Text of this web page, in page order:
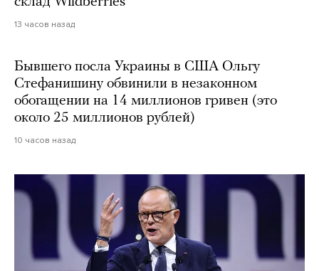
13 часов назад
Бывшего посла Украины в США Ольгу
Стефанишину обвинили в незаконном
обогащении на 14 миллионов гривен (это
около 25 миллионов рублей)
10 часов назад